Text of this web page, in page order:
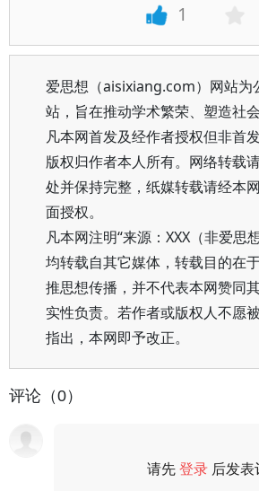
1
爱思想（aisixiang.com）网站为
站，旨在推动学术繁荣、塑造社会
凡本网首发及经作者授权但非首
版权归作者本人所有。网络转载
处并保持完整，纸媒转载请经本
面授权。
凡本网注明“来源：XXX（非爱思
均转载自其它媒体，转载目的在
推思想传播，并不代表本网赞同
实性负责。若作者或版权人不愿
指出，本网即予改正。
评论（0）
请先登录 后发表